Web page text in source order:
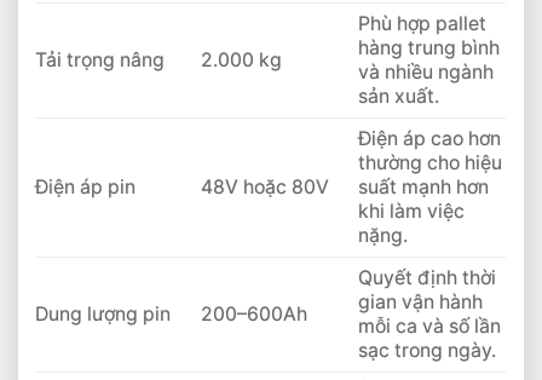
Tải trọng nâng 2.000 kg
Phù hợp pallet
hàng trung bình
và nhiều ngành
sản xuất.
Điện áp pin 48V hoặc 80V
Điện áp cao hơn
thường cho hiệu
suất mạnh hơn
khi làm việc
nặng.
Dung lượng pin 200–600Ah
Quyết định thời
gian vận hành
mỗi ca và số lần
sạc trong ngày.